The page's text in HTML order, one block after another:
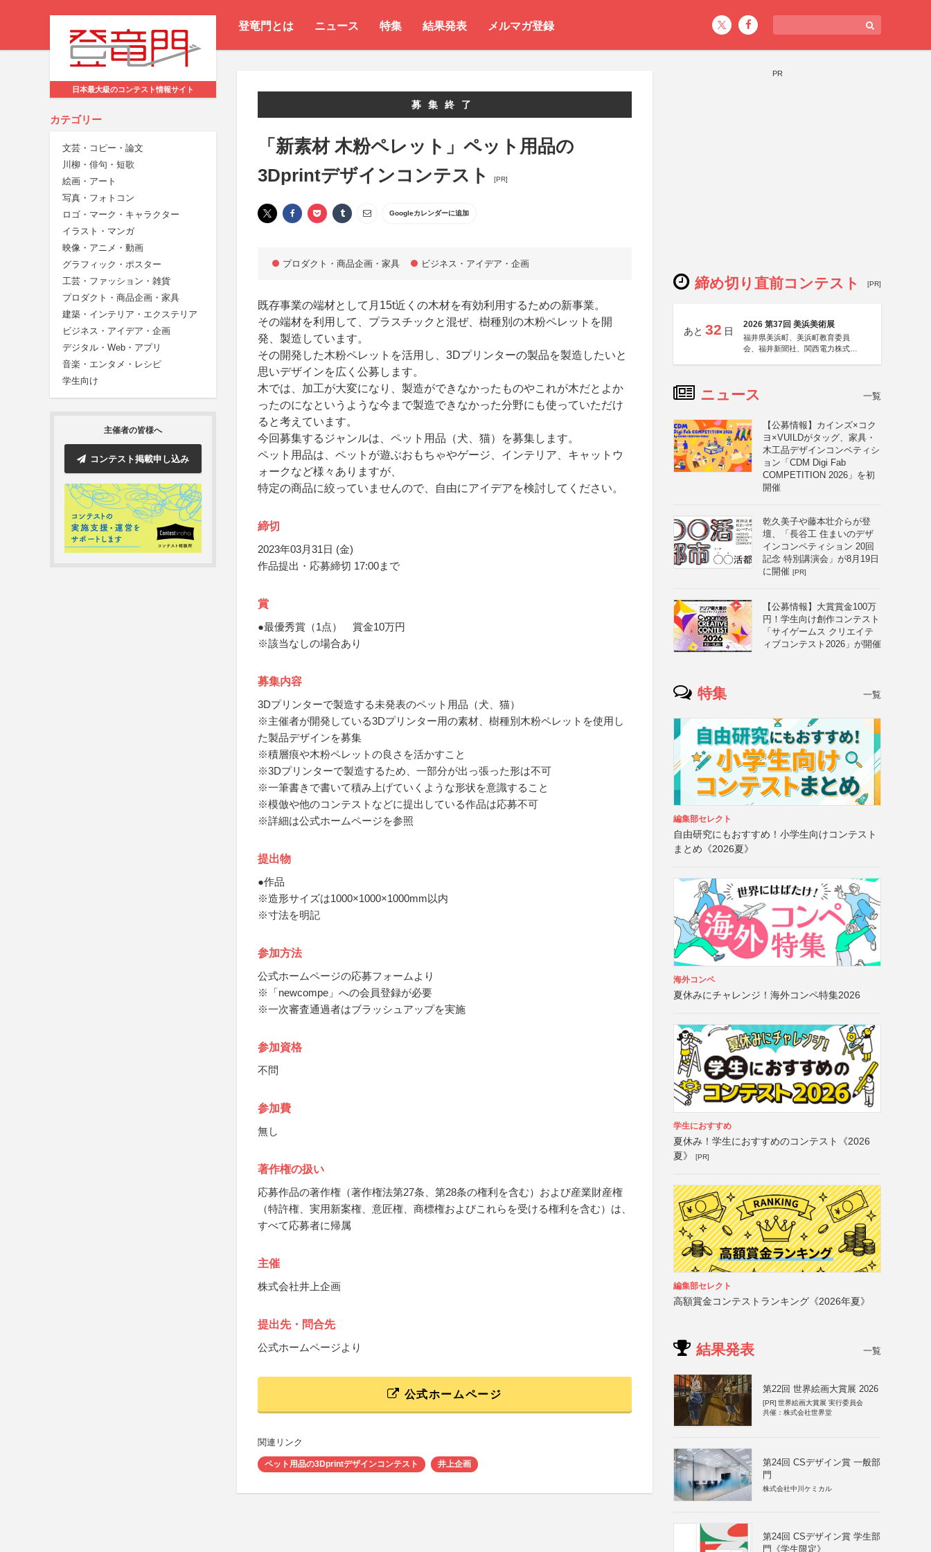
登竜門とは ニュース 特集 結果発表 メルマガ登録
日本最大級のコンテスト情報サイト
カテゴリー
文芸・コピー・論文
川柳・俳句・短歌
絵画・アート
写真・フォトコン
ロゴ・マーク・キャラクター
イラスト・マンガ
映像・アニメ・動画
グラフィック・ポスター
工芸・ファッション・雑貨
プロダクト・商品企画・家具
建築・インテリア・エクステリア
ビジネス・アイデア・企画
デジタル・Web・アプリ
音楽・エンタメ・レシピ
学生向け
主催者の皆様へ
コンテスト掲載申し込み
募集終了
「新素材 木粉ペレット」ペット用品の
3Dprintデザインコンテスト
[PR]
Googleカレンダーに追加
プロダクト・商品企画・家具 ビジネス・アイデア・企画
既存事業の端材として月15t近くの木材を有効利用するための新事業。
その端材を利用して、プラスチックと混ぜ、樹種別の木粉ペレットを開
発、製造しています。
その開発した木粉ペレットを活用し、3Dプリンターの製品を製造したいと
思いデザインを広く公募します。
木では、加工が大変になり、製造ができなかったものやこれが木だとよか
ったのになというような今まで製造できなかった分野にも使っていただけ
ると考えています。
今回募集するジャンルは、ペット用品（犬、猫）を募集します。
ペット用品は、ペットが遊ぶおもちゃやゲージ、インテリア、キャットウ
ォークなど様々ありますが、
特定の商品に絞っていませんので、自由にアイデアを検討してください。
締切
2023年03月31日 (金)
作品提出・応募締切 17:00まで
賞
●最優秀賞（1点） 賞金10万円
※該当なしの場合あり
募集内容
3Dプリンターで製造する未発表のペット用品（犬、猫）
※主催者が開発している3Dプリンター用の素材、樹種別木粉ペレットを使用し
た製品デザインを募集
※積層痕や木粉ペレットの良さを活かすこと
※3Dプリンターで製造するため、一部分が出っ張った形は不可
※一筆書きで書いて積み上げていくような形状を意識すること
※模倣や他のコンテストなどに提出している作品は応募不可
※詳細は公式ホームページを参照
提出物
●作品
※造形サイズは1000×1000×1000mm以内
※寸法を明記
参加方法
公式ホームページの応募フォームより
※「newcompe」への会員登録が必要
※一次審査通過者はブラッシュアップを実施
参加資格
不問
参加費
無し
著作権の扱い
応募作品の著作権（著作権法第27条、第28条の権利を含む）および産業財産権
（特許権、実用新案権、意匠権、商標権およびこれらを受ける権利を含む）は、
すべて応募者に帰属
主催
株式会社井上企画
提出先・問合先
公式ホームページより
公式ホームページ
関連リンク
ペット用品の3Dprintデザインコンテスト 井上企画
PR
締め切り直前コンテスト [PR]
あと 32 日
2026 第37回 美浜美術展
福井県美浜町、美浜町教育委員
会、福井新聞社、関西電力株式会
ニュース 一覧
【公募情報】カインズ×コク
ヨ×VUILDがタッグ、家具・
木工品デザインコンペティシ
ョン「CDM Digi Fab
COMPETITION 2026」を初
開催
乾久美子や藤本壮介らが登
壇、「長谷工 住まいのデザ
インコンペティション 20回
記念 特別講演会」が8月19日
に開催 [PR]
【公募情報】大賞賞金100万
円！学生向け創作コンテスト
「サイゲームス クリエイテ
ィブコンテスト2026」が開催
特集 一覧
編集部セレクト
自由研究にもおすすめ！小学生向けコンテスト
まとめ《2026夏》
海外コンペ
夏休みにチャレンジ！海外コンペ特集2026
学生におすすめ
夏休み！学生におすすめのコンテスト《2026
夏》
[PR]
編集部セレクト
高額賞金コンテストランキング《2026年夏》
結果発表 一覧
第22回 世界絵画大賞展 2026
[PR] 世界絵画大賞展 実行委員会
共催：株式会社世界堂
第24回 CSデザイン賞 一般部
門
株式会社中川ケミカル
第24回 CSデザイン賞 学生部
門《学生限定》